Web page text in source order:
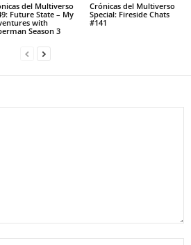
del Multiverso
Future State – My
with
Season 3
Crónicas del Multiverso
Special: Fireside Chats
#141